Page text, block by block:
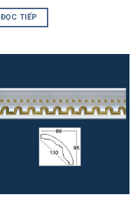
ĐỌC TIẾP